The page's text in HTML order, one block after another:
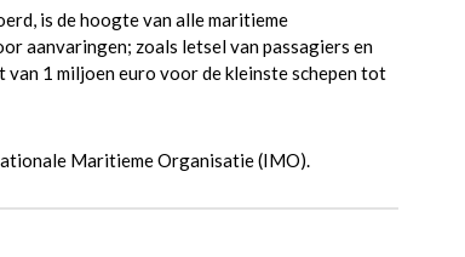
is de hoogte van alle maritieme
aanvaringen; zoals letsel van passagiers en
van 1 miljoen euro voor de kleinste schepen tot
Maritieme Organisatie (IMO).